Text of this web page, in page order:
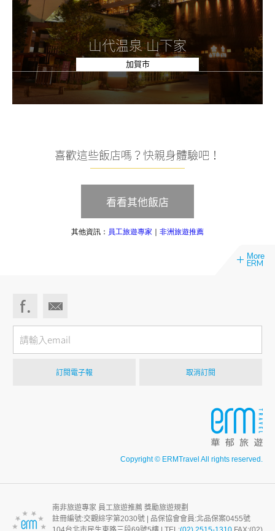
山代温泉 山下家
加賀市
喜歡這些飯店嗎？快親身體驗吧！
看看其他飯店
其他資訊： 員工旅遊專家 非洲旅遊推薦
More
ERM
Copyright © ERMTravel All rights reserved.
南非旅遊專家 員工旅遊推薦 獎勵旅遊規劃
註冊編號:交觀綜字第2030號 | 品保協會會員:北品保案0455號